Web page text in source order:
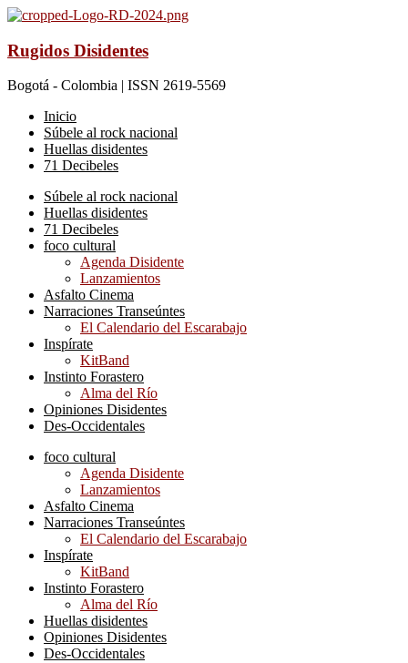
Rugidos Disidentes
Bogotá - Colombia | ISSN 2619-5569
Inicio
Súbele al rock nacional
Huellas disidentes
71 Decibeles
Súbele al rock nacional
Huellas disidentes
71 Decibeles
foco cultural
Agenda Disidente
Lanzamientos
Asfalto Cinema
Narraciones Transeúntes
El Calendario del Escarabajo
Inspírate
KitBand
Instinto Forastero
Alma del Río
Opiniones Disidentes
Des-Occidentales
foco cultural
Agenda Disidente
Lanzamientos
Asfalto Cinema
Narraciones Transeúntes
El Calendario del Escarabajo
Inspírate
KitBand
Instinto Forastero
Alma del Río
Huellas disidentes
Opiniones Disidentes
Des-Occidentales